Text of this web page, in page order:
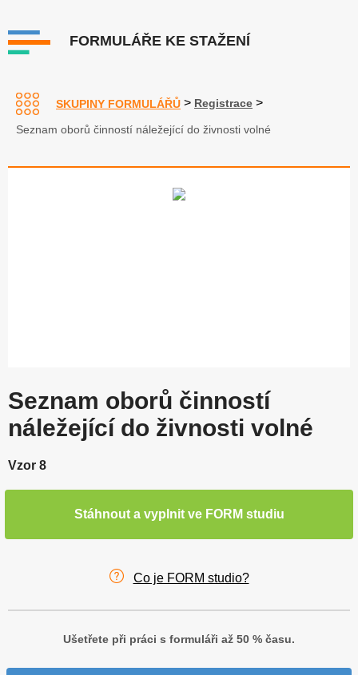
FORMULÁŘE KE STAŽENÍ
SKUPINY FORMULÁŘŮ > Registrace >
Seznam oborů činností náležející do živnosti volné
Seznam oborů činností
náležející do živnosti volné
Vzor 8
Stáhnout a vyplnit ve FORM studiu
Co je FORM studio?
Ušetřete při práci s formuláři až 50 % času.